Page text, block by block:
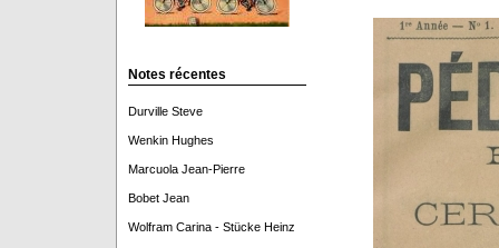
Notes récentes
Durville Steve
Wenkin Hughes
Marcuola Jean-Pierre
Bobet Jean
Wolfram Carina - Stücke Heinz